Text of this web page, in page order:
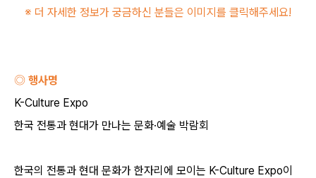
※ 더 자세한 정보가 궁금하신 분들은 이미지를 클릭해주세요!
◎ 행사명
K-Culture Expo
한국 전통과 현대가 만나는 문화·예술 박람회
한국의 전통과 현대 문화가 한자리에 모이는 K-Culture Expo이